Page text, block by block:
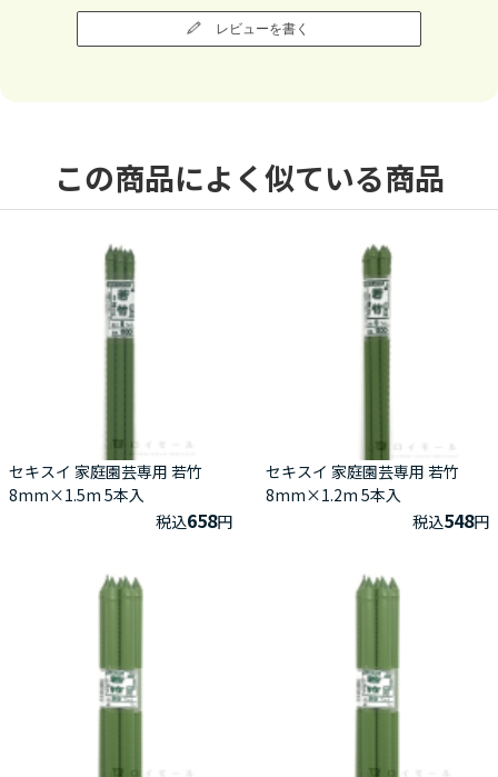
レビューを書く
この商品によく似ている商品
セキスイ 家庭園芸専用 若竹
8mm×1.5m 5本入
税込658円
セキスイ 家庭園芸専用 若竹
8mm×1.2m 5本入
税込548円